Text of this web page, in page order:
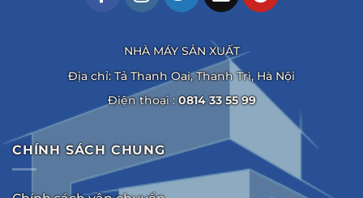
NHÀ MÁY SẢN XUẤT
Địa chỉ: Tả Thanh Oai, Thanh Trì, Hà Nội
Điện thoại :0814 33 55 99
CHÍNH SÁCH CHUNG